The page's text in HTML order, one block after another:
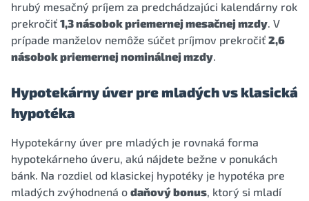
hrubý mesačný príjem za predchádzajúci kalendárny rok
prekročiť 1,3 násobok priemernej mesačnej mzdy. V
prípade manželov nemôže súčet príjmov prekročiť 2,6
násobok priemernej nominálnej mzdy.
Hypotekárny úver pre mladých vs klasická
hypotéka
Hypotekárny úver pre mladých je rovnaká forma
hypotekárneho úveru, akú nájdete bežne v ponukách
bánk. Na rozdiel od klasickej hypotéky je hypotéka pre
mladých zvýhodnená o daňový bonus, ktorý si mladí